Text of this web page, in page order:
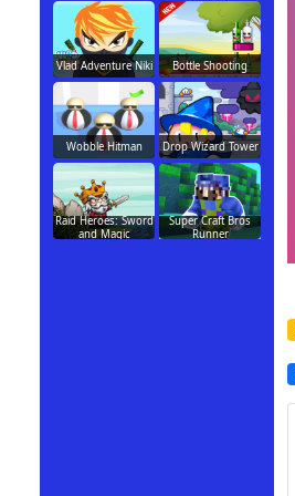
Vlad Adventure Niki Bottle Shooting
Wobble Hitman Drop Wizard Tower
Raid Heroes: Sword
and Magic
Super Craft Bros
Runner